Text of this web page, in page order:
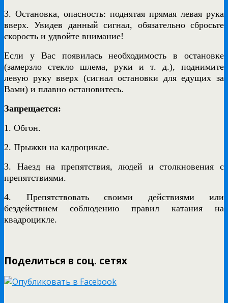
3. Остановка, опасность: поднятая прямая левая рука
вверх. Увидев данный сигнал, обязательно сбросьте
скорость и удвойте внимание!
Если у Вас появилась необходимость в остановке
(замерзло стекло шлема, руки и т. д.), поднимите
левую руку вверх (сигнал остановки для едущих за
Вами) и плавно остановитесь.
Запрещается:
1. Обгон.
2. Прыжки на кадроцикле.
3. Наезд на препятствия, людей и столкновения с
препятствиями.
4. Препятствовать своими действиями или
бездействием соблюдению правил катания на
квадроцикле.
Поделиться в соц. сетях